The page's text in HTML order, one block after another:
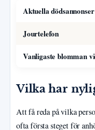
Aktuella
Jourtelefon
Vanligaste blomman
Vilka har
Att få reda på vilka
ofta första steget för